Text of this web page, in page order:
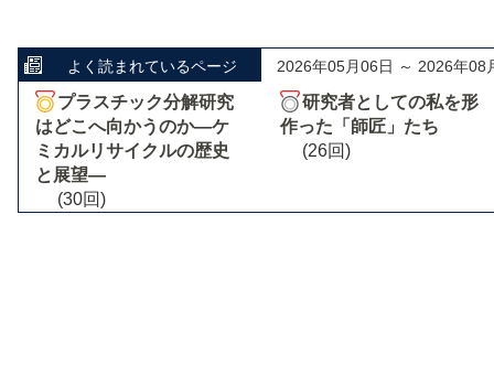
よく読まれているページ 2026年05月06日 ～ 2026年08
プラスチック分解研究
はどこへ向かうのか―ケ
ミカルリサイクルの歴史
と展望―
(30回)
研究者としての私を形
作った「師匠」たち
(26回)